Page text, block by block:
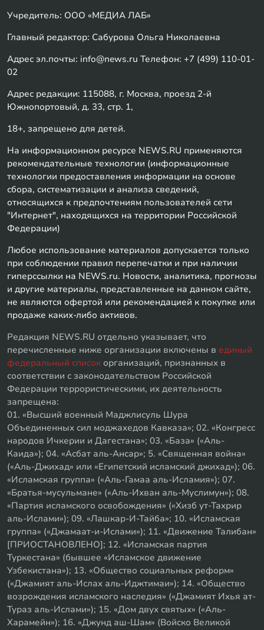
Учредитель: ООО «МЕДИА ЛАБ»
Главный редактор: Сабурова Ольга Николаевна
Адрес эл.почты: info@news.ru Телефон: +7 (499) 110-01-
02
Адрес редакции: 115088, г. Москва, проезд 2-й
Южнопортовый, д. 33, стр. 1,
18+, запрещено для детей.
На информационном ресурсе NEWS.RU применяются
рекомендательные технологии (информационные
технологии предоставления информации на основе
сбора, систематизации и анализа сведений,
относящихся к предпочтениям пользователей сети
"Интернет", находящихся на территории Российской
Федерации)
Любое использование материалов допускается только
при соблюдении правил перепечатки и при наличии
гиперссылки на NEWS.ru. Новости, аналитика, прогнозы
и другие материалы, представленные на данном сайте,
не являются офертой или рекомендацией к покупке или
продаже каких-либо активов.
Редакция NEWS.RU отдельно указывает, что
перечисленные ниже организации включены в единый
федеральный список организаций, признанных в
соответствии с законодательством Российской
Федерации террористическими, их деятельность
запрещена:
01. «Высший военный Маджлисуль Шура
Объединенных сил моджахедов Кавказа»; 02. «Конгресс
народов Ичкерии и Дагестана»; 03. «База» («Аль-
Каида»); 04. «Асбат аль-Ансар»; 5. «Священная война»
(«Аль-Джихад» или «Египетский исламский джихад»); 06.
«Исламская группа» («Аль-Гамаа аль-Исламия»); 07.
«Братья-мусульмане» («Аль-Ихван аль-Муслимун»); 08.
«Партия исламского освобождения» («Хизб ут-Тахрир
аль-Ислами»); 09. «Лашкар-И-Тайба»; 10. «Исламская
группа» («Джамаат-и-Ислами»); 11. «Движение Талибан»
[ПРИОСТАНОВЛЕНО]; 12. «Исламская партия
Туркестана» (бывшее «Исламское движение
Узбекистана»); 13. «Общество социальных реформ»
(«Джамият аль-Ислах аль-Иджтимаи»); 14. «Общество
возрождения исламского наследия» («Джамият Ихья ат-
Тураз аль-Ислами»); 15. «Дом двух святых» («Аль-
Харамейн»); 16. «Джунд аш-Шам» (Войско Великой